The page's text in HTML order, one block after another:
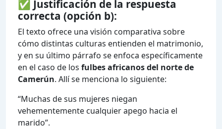
✅ Justificación de la respuesta
correcta (opción b):
El texto ofrece una visión comparativa sobre
cómo distintas culturas entienden el matrimonio,
y en su último párrafo se enfoca específicamente
en el caso de los fulbes africanos del norte de
Camerún. Allí se menciona lo siguiente:
“Muchas de sus mujeres niegan
vehementemente cualquier apego hacia el
marido”.